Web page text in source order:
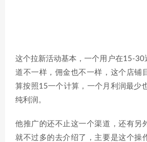
这个拉新活动基本，一个用户在15-30
道不一样，佣金也不一样，这个店铺
算按照15一个计算，一个月利润最少
纯利润。
他推广的还不止这一个渠道，还有另
就不过多的去介绍了，主要是这个操